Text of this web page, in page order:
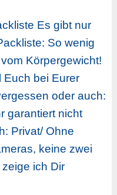
Es gibt nur
So wenig
Körpergewicht!
Euch bei Eurer
oder auch:
garantiert nicht
Privat/ Ohne
keine zwei
ich Dir